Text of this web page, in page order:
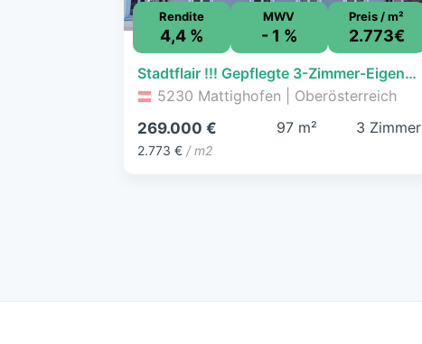
Rendite
4,4 %
MWV
- 1 %
Preis / m²
2.773€
Stadtflair !!! Gepflegte 3-Zimmer-Eigentumswohnung mit Lift - anschauen lohnt sich!
5230 Mattighofen | Oberösterreich
269.000 €
2.773 € / m2
97 m² 3 Zimmer